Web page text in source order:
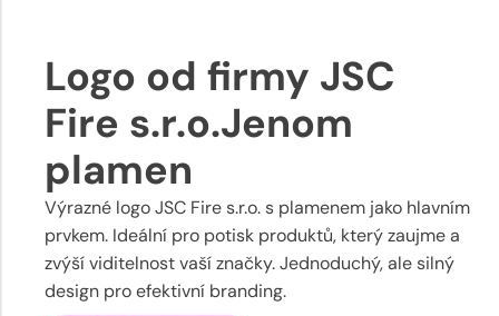
Logo od firmy JSC
Fire s.r.o.Jenom
plamen
Výrazné logo JSC Fire s.r.o. s plamenem jako hlavním
prvkem. Ideální pro potisk produktů, který zaujme a
zvýší viditelnost vaší značky. Jednoduchý, ale silný
design pro efektivní branding.